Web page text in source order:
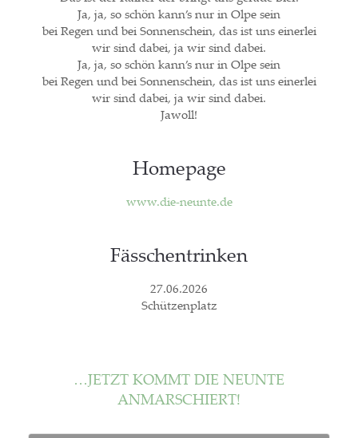
Ja, ja, so schön kann’s nur in Olpe sein
bei Regen und bei Son­nen­schein, das ist uns einer­lei
wir sind dabei, ja wir sind dabei.
Ja, ja, so schön kann’s nur in Olpe sein
bei Regen und bei Son­nen­schein, das ist uns einer­lei
wir sind dabei, ja wir sind dabei.
Jawoll!
Home­page
www.die-neunte.de
Fäss­chen­trin­ken
27.06.2026
Schüt­zen­platz
…JETZT KOMMT DIE NEUN­TE
ANMARSCHIERT!